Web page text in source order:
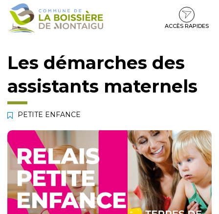
Gestion des traceurs
Aller
Aller
contenu
Aller
pied
ACCÈS RAPIDES
Les démarches des
assistants maternels
PETITE ENFANCE